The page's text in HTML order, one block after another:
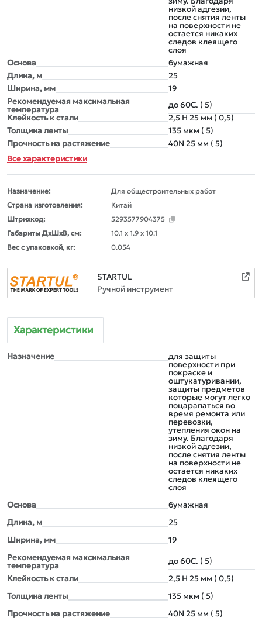
низкой адгезии,
после снятия ленты
на поверхности не
остается никаких
следов клеящего
слоя
Основа
бумажная
Длина, м
25
Ширина, мм
19
Рекомендуемая максимальная
температура
до 60С. ( 5)
Клейкость к стали
2,5 Н 25 мм ( 0,5)
Толщина ленты
135 мкм ( 5)
Прочность на растяжение
40N 25 мм ( 5)
Все характеристики
Назначение:
Для общестроительных работ
Страна изготовления:
Китай
Штрихкод:
5293577904375
Габариты ДxШxВ, см:
10.1 x 1.9 x 10.1
Вес с упаковкой, кг:
0.054
STARTUL
Ручной инструмент
Характеристики
Назначение
для защиты
поверхности при
покраске и
оштукатуривании,
защиты предметов
которые могут легко
поцарапаться во
время ремонта или
перевозки,
утепления окон на
зиму. Благодаря
низкой адгезии,
после снятия ленты
на поверхности не
остается никаких
следов клеящего
слоя
Основа
бумажная
Длина, м
25
Ширина, мм
19
Рекомендуемая максимальная
температура
до 60С. ( 5)
Клейкость к стали
2,5 Н 25 мм ( 0,5)
Толщина ленты
135 мкм ( 5)
Прочность на растяжение
40N 25 мм ( 5)